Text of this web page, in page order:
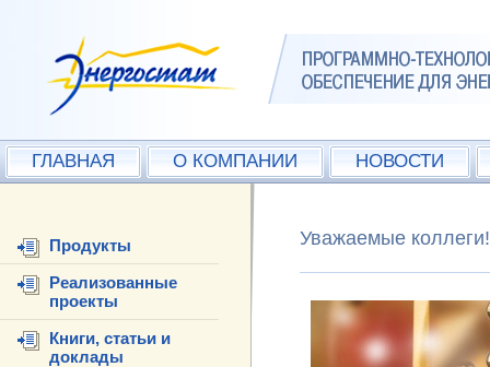
ГЛАВНАЯ О КОМПАНИИ НОВОСТИ
Продукты
Реализованные
проекты
Книги, статьи и
доклады
Уважаемые